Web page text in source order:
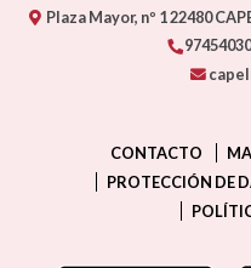
Plaza Mayor, nº 122480
CONTACTO
PROTECCIÓN DE